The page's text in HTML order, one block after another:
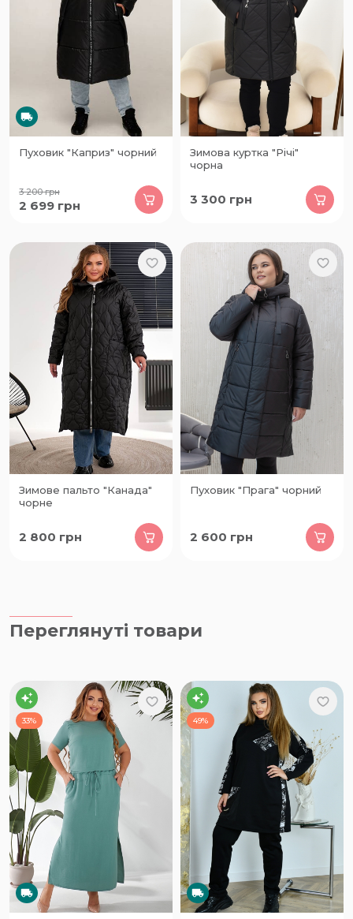
Пуховик "Каприз" чорний
3 200грн
2 699 грн
Зимова куртка "Річі"
чорна
3 300 грн
Зимове пальто "Канада"
чорне
2 800 грн
Пуховик "Прага" чорний
2 600 грн
Переглянуті товари
33% 49%